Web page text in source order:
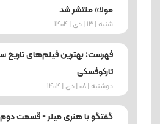
مولا» منتشر شد
شنبه | 13 | دی | 1404
فهرست: بهترین فیلم‌های تاریخ
تارکوفسکی
دوشنبه | 08 | دی | 1404
گفتگو با هنری میلر - قسمت